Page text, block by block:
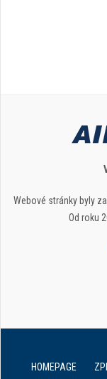
Webové stránky byly
Od roku
HOMEPAGE